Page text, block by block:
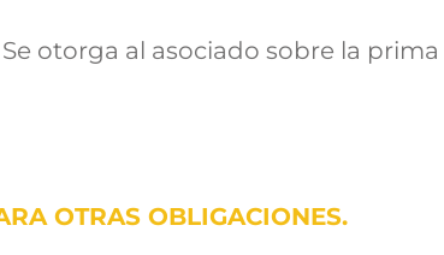
otorga al asociado sobre la prima
OTRAS OBLIGACIONES.